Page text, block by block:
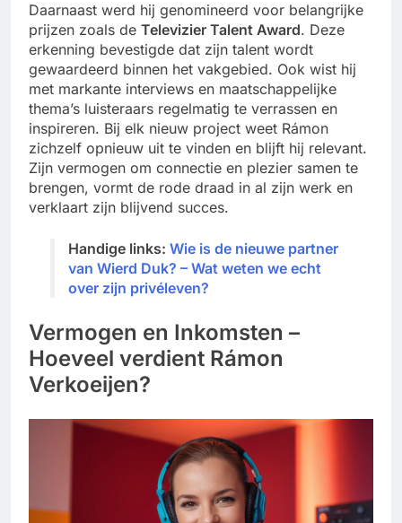
Daarnaast werd hij genomineerd voor belangrijke
prijzen zoals de Televizier Talent Award. Deze
erkenning bevestigde dat zijn talent wordt
gewaardeerd binnen het vakgebied. Ook wist hij
met markante interviews en maatschappelijke
thema’s luisteraars regelmatig te verrassen en
inspireren. Bij elk nieuw project weet Rámon
zichzelf opnieuw uit te vinden en blijft hij relevant.
Zijn vermogen om connectie en plezier samen te
brengen, vormt de rode draad in al zijn werk en
verklaart zijn blijvend succes.
Handige links: Wie is de nieuwe partner
van Wierd Duk? – Wat weten we echt
over zijn privéleven?
Vermogen en Inkomsten –
Hoeveel verdient Rámon
Verkoeijen?